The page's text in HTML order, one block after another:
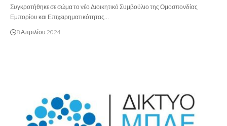
Συγκροτήθηκε σε σώμα το νέο Διοικητικό Συμβούλιο της Ομοσπονδίας
Εμπορίου και Επιχειρηματικότητας…
8 Απριλίου 2024